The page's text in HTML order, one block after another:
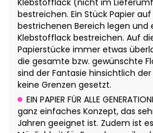
Klebstofflack (nicht im
bestreichen. Ein Stück Papier
bestrichenen Bereich legen und
Klebstofflack bestreichen. Auf
Papierstücke immer etwas
die gesamte bzw. gewünschte
sind der Fantasie hinsichtlich
keine Grenzen gesetzt.
EIN PAPIER FÜR ALLE
ganz einfaches Konzept, das
Jahren geeignet ist. Zudem ist